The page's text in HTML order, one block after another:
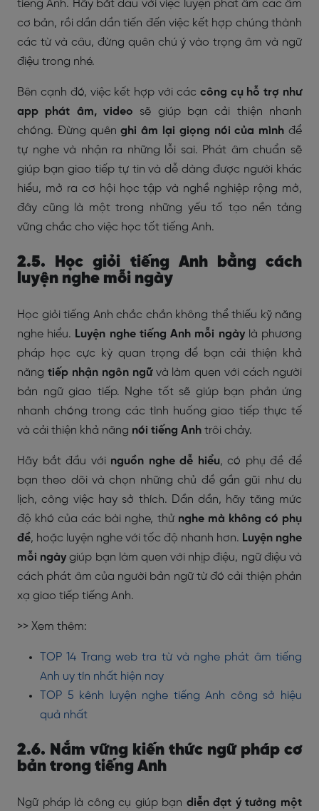
tiếng Anh. Hãy bắt đầu với việc luyện phát âm các âm
cơ bản, rồi dần dần tiến đến việc kết hợp chúng thành
các từ và câu, đừng quên chú ý vào trọng âm và ngữ
điệu trong nhé.
Bên cạnh đó, việc kết hợp với các công cụ hỗ trợ như
app phát âm, video sẽ giúp bạn cải thiện nhanh
chóng. Đừng quênghi âm lại giọng nói của mình để
tự nghe và nhận ra những lỗi sai. Phát âm chuẩn sẽ
giúp bạn giao tiếp tự tin và dễ dàng được người khác
hiểu, mở ra cơ hội học tập và nghề nghiệp rộng mở,
đây cũng là một trong những yếu tố tạo nền tảng
vững chắc cho việc học tốt tiếng Anh.
2.5. Học giỏi tiếng Anh bằng cách
luyện nghe mỗi ngày
Học giỏi tiếng Anh chắc chắn không thể thiếu kỹ năng
nghe hiểu. Luyện nghe tiếng Anh mỗi ngàylà phương
pháp học cực kỳ quan trọng để bạn cải thiện khả
năng tiếp nhận ngôn ngữvà làm quen với cách người
bản ngữ giao tiếp. Nghe tốt sẽ giúp bạn phản ứng
nhanh chóng trong các tình huống giao tiếp thực tế
và cải thiện khả năng nói tiếng Anh trôi chảy.
Hãy bắt đầu với nguồn nghe dễ hiểu, có phụ đề để
bạn theo dõi và chọn những chủ đề gần gũi như du
lịch, công việc hay sở thích. Dần dần, hãy tăng mức
độ khó của các bài nghe, thử nghe mà không có phụ
đề, hoặc luyện nghe với tốc độ nhanh hơn. Luyện nghe
mỗi ngày giúp bạn làm quen với nhịp điệu, ngữ điệu và
cách phát âm của người bản ngữ từ đó cải thiện phản
xạ giao tiếp tiếng Anh.
>> Xem thêm:
TOP 14 Trang web tra từ và nghe phát âm tiếng
Anh uy tín nhất hiện nay
TOP 5 kênh luyện nghe tiếng Anh công sở hiệu
quả nhất
2.6. Nắm vững kiến thức ngữ pháp cơ
bản trong tiếng Anh
Ngữ pháp là công cụ giúp bạn diễn đạt ý tưởng một